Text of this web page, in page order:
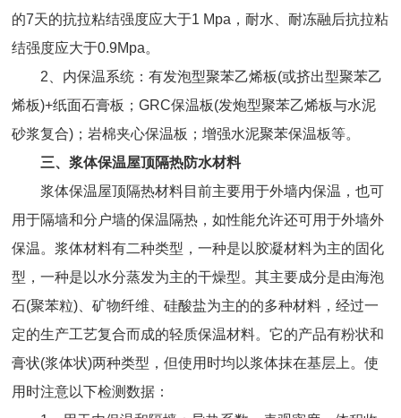
的7天的抗拉粘结强度应大于1 Mpa，耐水、耐冻融后抗拉粘
结强度应大于0.9Mpa。
2、内保温系统：有发泡型聚苯乙烯板(或挤出型聚苯乙
烯板)+纸面石膏板；GRC保温板(发炮型聚苯乙烯板与水泥
砂浆复合)；岩棉夹心保温板；增强水泥聚苯保温板等。
三、浆体保温屋顶隔热防水材料
浆体保温屋顶隔热材料目前主要用于外墙内保温，也可
用于隔墙和分户墙的保温隔热，如性能允许还可用于外墙外
保温。浆体材料有二种类型，一种是以胶凝材料为主的固化
型，一种是以水分蒸发为主的干燥型。其主要成分是由海泡
石(聚苯粒)、矿物纤维、硅酸盐为主的的多种材料，经过一
定的生产工艺复合而成的轻质保温材料。它的产品有粉状和
膏状(浆体状)两种类型，但使用时均以浆体抹在基层上。使
用时注意以下检测数据：